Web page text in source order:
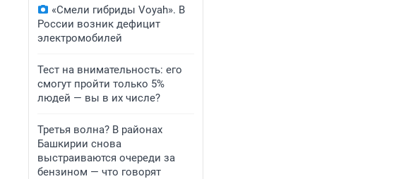
«Смели гибриды Voyah». В
России возник дефицит
электромобилей
Тест на внимательность: его
смогут пройти только 5%
людей — вы в их числе?
Третья волна? В районах
Башкирии снова
выстраиваются очереди за
бензином — что говорят